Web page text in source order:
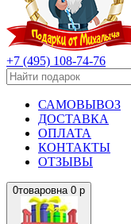
+7 (495) 108-74-76
САМОВЫВОЗ
ДОСТАВКА
ОПЛАТА
КОНТАКТЫ
ОТЗЫВЫ
0товаровна 0 р